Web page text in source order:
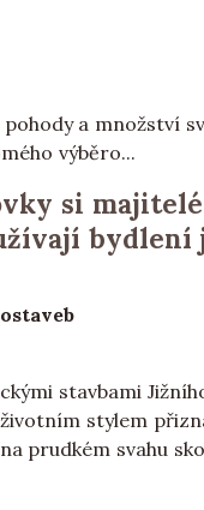
a množství
výběro...
si
bydlení
stavbami
stylem
prudkém svahu